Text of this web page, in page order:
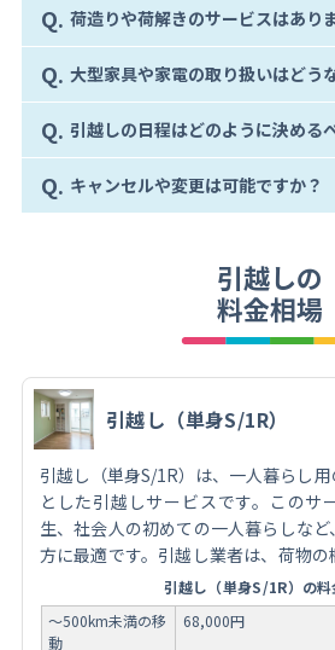
Q. 荷造りや荷解きのサービスはあり
Q. 大型家具や家電の取り扱いはどう
Q. 引越しの日程はどのように決める
Q. キャンセルや変更は可能ですか？
引越しの
料金相場
引越し（単身S/1R）
引越し（単身S/1R）は、一人暮らし
とした引越しサービスです。このサ
生、社会人の初めての一人暮らしな
方に最適です。引越し業者は、荷物
の荷解きまでをサポートし、スムーズ
費用は荷物の量や移動距離、オプシ
って異なります。引越しを依頼する際
引越し（単身S/1R）の
～500km未満の移
動
68,000円